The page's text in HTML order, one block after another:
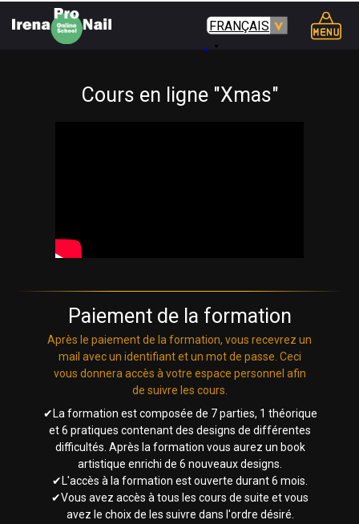
FRANÇAIS
Cours en ligne "Xmas"
✔La formation est composée de 7 parties, 1 théorique
et 6 pratiques contenant des designs de différentes
difficultés. Après la formation vous aurez un book
artistique enrichi de 6 nouveaux designs.
✔L'accès à la formation est ouverte durant 6 mois.
✔Vous avez accès à tous les cours de suite et vous
avez le choix de les suivre dans l'ordre désiré.
Paiement de la formation
Après le paiement de la formation, vous recevrez un
mail avec un identifiant et un mot de passe. Ceci
vous donnera accès à votre espace personnel afin
de suivre les cours.